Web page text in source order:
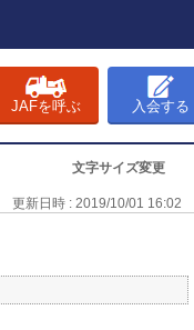
JAFを呼ぶ 入会する
文字サイズ変更
更新日時 : 2019/10/01 16:02